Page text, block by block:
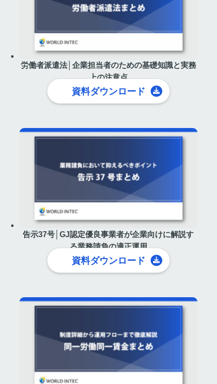
労働者派遣法│企業担当者のための基礎知識と実務
上の注意点
資料ダウンロード
告示37号│GJ認定優良事業者が企業向けに解説す
る業務請負の適正運用
資料ダウンロード